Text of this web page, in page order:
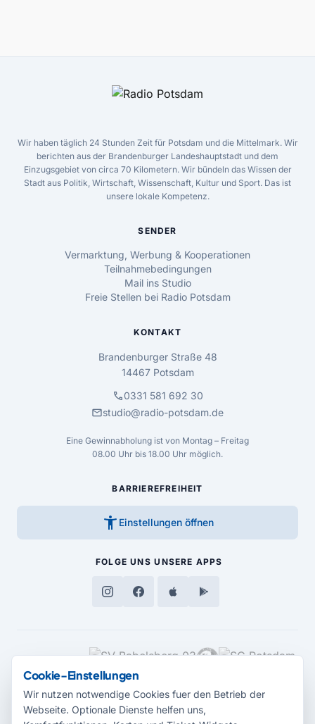
Wir haben täglich 24 Stunden Zeit für Potsdam und die Mittelmark. Wir
berichten aus der Brandenburger Landeshauptstadt und dem
Einzugsgebiet von circa 70 Kilometern. Wir bündeln das Wissen der
Stadt aus Politik, Wirtschaft, Wissenschaft, Kultur und Sport. Das ist
unsere lokale Kompetenz.
SENDER
Vermarktung, Werbung & Kooperationen
Teilnahmebedingungen
Mail ins Studio
Freie Stellen bei Radio Potsdam
KONTAKT
Brandenburger Straße 48
14467 Potsdam
call0331 581 692 30
mailstudio@radio-potsdam.de
Eine Gewinnabholung ist von Montag – Freitag
08.00 Uhr bis 18.00 Uhr möglich.
BARRIEREFREIHEIT
accessibility_new Einstellungen öffnen
FOLGE UNS UNSERE APPS
MEDIENPARTNER
Cookie-Einstellungen
Wir nutzen notwendige Cookies fuer den Betrieb der
Webseite. Optionale Dienste helfen uns,